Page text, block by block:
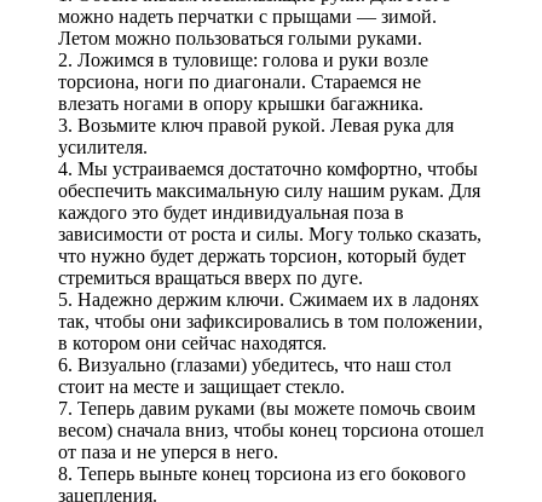
можно надеть перчатки с прыщами — зимой.
Летом можно пользоваться голыми руками.
2. Ложимся в туловище: голова и руки возле
торсиона, ноги по диагонали. Стараемся не
влезать ногами в опору крышки багажника.
3. Возьмите ключ правой рукой. Левая рука для
усилителя.
4. Мы устраиваемся достаточно комфортно, чтобы
обеспечить максимальную силу нашим рукам. Для
каждого это будет индивидуальная поза в
зависимости от роста и силы. Могу только сказать,
что нужно будет держать торсион, который будет
стремиться вращаться вверх по дуге.
5. Надежно держим ключи. Сжимаем их в ладонях
так, чтобы они зафиксировались в том положении,
в котором они сейчас находятся.
6. Визуально (глазами) убедитесь, что наш стол
стоит на месте и защищает стекло.
7. Теперь давим руками (вы можете помочь своим
весом) сначала вниз, чтобы конец торсиона отошел
от паза и не уперся в него.
8. Теперь выньте конец торсиона из его бокового
зацепления.